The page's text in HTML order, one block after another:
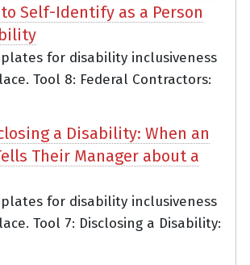
Self-Identify as a Person
for disability inclusiveness
Tool 8: Federal Contractors:
a Disability: When an
Their Manager about a
for disability inclusiveness
Tool 7: Disclosing a Disability: